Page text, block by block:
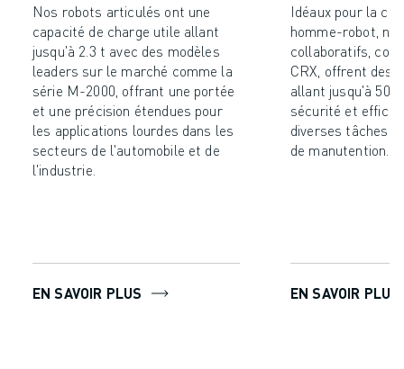
Nos robots articulés ont une
capacité de charge utile allant
jusqu'à 2.3 t avec des modèles
leaders sur le marché comme la
série M-2000, offrant une portée
et une précision étendues pour
les applications lourdes dans les
secteurs de l'automobile et de
l'industrie.
EN SAVOIR PLUS
Idéaux pour la
homme-robot,
collaboratifs,
CRX, offrent des
allant jusqu'à 50
sécurité et
diverses tâches
de manutention.
EN SAVOIR PLUS